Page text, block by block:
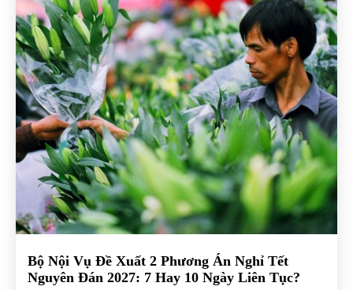
Bộ Nội Vụ Đề Xuất 2 Phương Án Nghỉ Tết
Nguyên Đán 2027: 7 Hay 10 Ngày Liên Tục?